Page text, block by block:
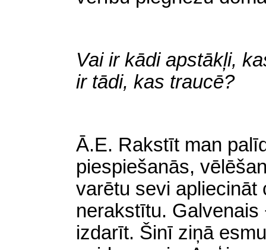
Vai ir kādi apstākļi,
ir tādi, kas traucē?
Ā.E. Rakstīt man
piespiešanās,
varētu sevi apliecināt
nerakstītu.
izdarīt. Šinī ziņā